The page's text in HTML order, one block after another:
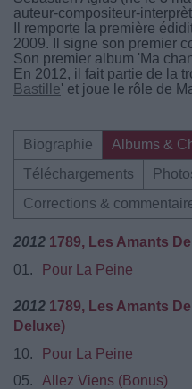
auteur-compositeur-
Il remporte la première
2009. Il signe son premier
Son premier album 'Ma
En 2012, il fait partie de la
Bastille' et joue le rôle de
Biographie
Albums &
Téléchargements
Corrections &
2012 1789, Les Amants
01.
Pour La Peine
2012 1789, Les Amants
Deluxe)
10.
Pour La Peine
05.
Allez Viens (Bonus)